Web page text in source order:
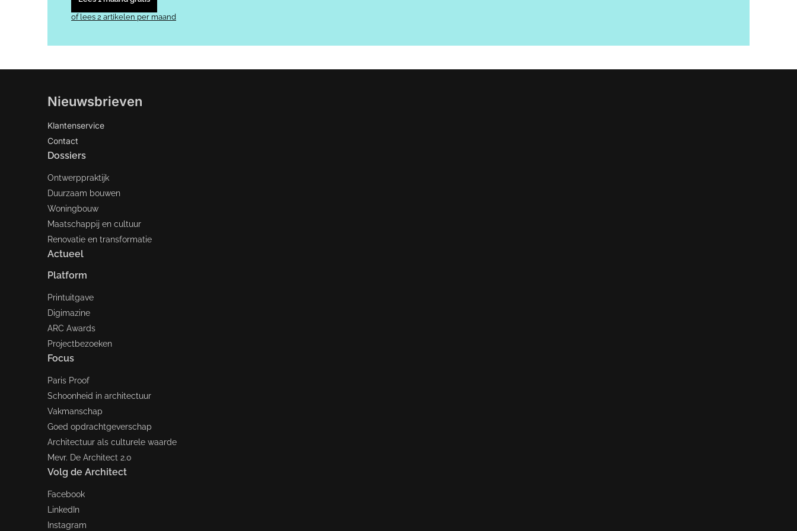
of lees 2 artikelen per maand
Nieuwsbrieven
Klantenservice
Contact
Dossiers
Ontwerppraktijk
Duurzaam bouwen
Woningbouw
Maatschappij en cultuur
Renovatie en transformatie
Actueel
Platform
Printuitgave
Digimazine
ARC Awards
Projectbezoeken
Focus
Paris Proof
Schoonheid in architectuur
Vakmanschap
Goed opdrachtgeverschap
Architectuur als culturele waarde
Mevr. De Architect 2.0
Volg de Architect
Facebook
LinkedIn
Instagram